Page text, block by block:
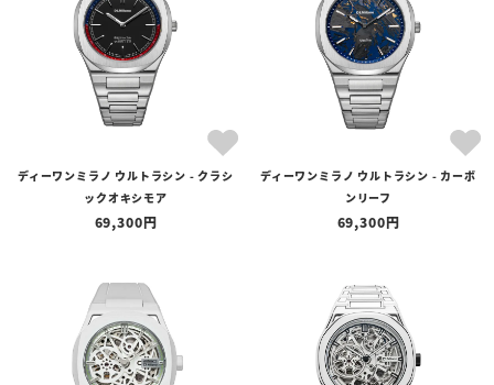
ディーワンミラノ ウルトラシン - クラシ
ックオキシモア
69,300
ディーワンミラノ ウルトラシン - カーボ
ンリーフ
69,300